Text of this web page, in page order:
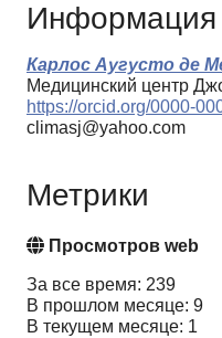
Информация
Карлос Аугусто де
Медицинский центр
https://orcid.org/0000-
climasj@yahoo.com
Метрики
Просмотров web
За все время: 239
В прошлом месяце: 9
В текущем месяце: 1